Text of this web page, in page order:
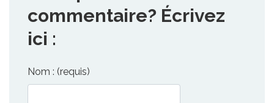
commentaire? Écrivez
ici :
Nom : (requis)